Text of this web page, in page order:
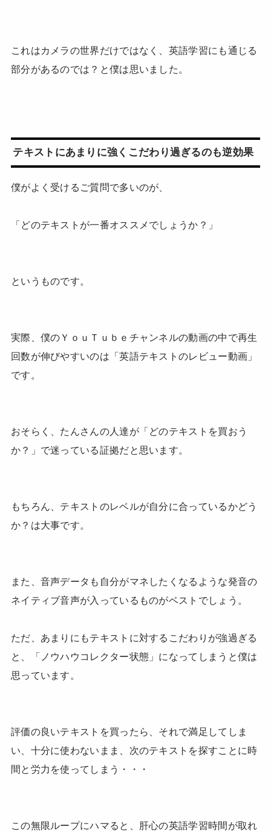
これはカメラの世界だけではなく、英語学習にも通じる
部分があるのでは？と僕は思いました。
テキストにあまりに強くこだわり過ぎるのも逆効果
僕がよく受けるご質問で多いのが、
「どのテキストが一番オススメでしょうか？」
というものです。
実際、僕のＹｏｕＴｕｂｅチャンネルの動画の中で再生
回数が伸びやすいのは「英語テキストのレビュー動画」
です。
おそらく、たんさんの人達が「どのテキストを買おう
か？」で迷っている証拠だと思います。
もちろん、テキストのレベルが自分に合っているかどう
か？は大事です。
また、音声データも自分がマネしたくなるような発音の
ネイティブ音声が入っているものがベストでしょう。
ただ、あまりにもテキストに対するこだわりが強過ぎる
と、「ノウハウコレクター状態」になってしまうと僕は
思っています。
評価の良いテキストを買ったら、それで満足してしま
い、十分に使わないまま、次のテキストを探すことに時
間と労力を使ってしまう・・・
この無限ループにハマると、肝心の英語学習時間が取れ